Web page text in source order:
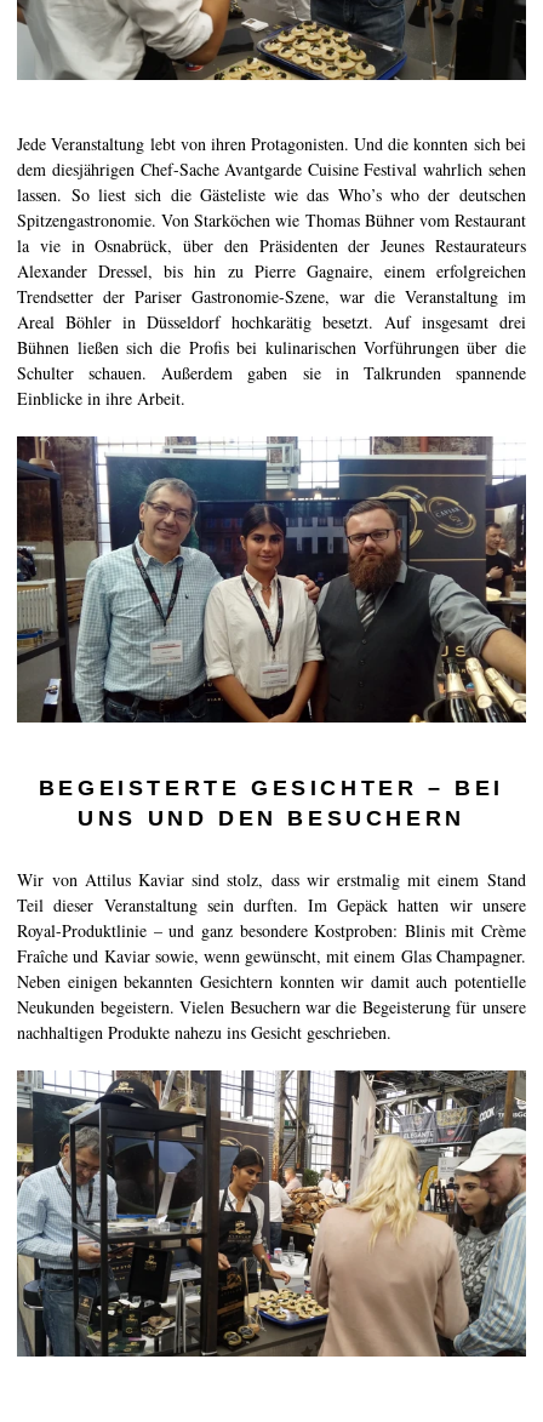
Jede Veranstaltung lebt von ihren Protagonisten. Und die konnten sich bei
dem diesjährigen Chef-Sache Avantgarde Cuisine Festival wahrlich sehen
lassen. So liest sich die Gästeliste wie das Who’s who der deutschen
Spitzengastronomie. Von Starköchen wie Thomas Bühner vom Restaurant
la vie in Osnabrück, über den Präsidenten der Jeunes Restaurateurs
Alexander Dressel, bis hin zu Pierre Gagnaire, einem erfolgreichen
Trendsetter der Pariser Gastronomie-Szene, war die Veranstaltung im
Areal Böhler in Düsseldorf hochkarätig besetzt. Auf insgesamt drei
Bühnen ließen sich die Profis bei kulinarischen Vorführungen über die
Schulter schauen. Außerdem gaben sie in Talkrunden spannende
Einblicke in ihre Arbeit.
BEGEISTERTE GESICHTER – BEI
UNS UND DEN BESUCHERN
Wir von Attilus Kaviar sind stolz, dass wir erstmalig mit einem Stand
Teil dieser Veranstaltung sein durften. Im Gepäck hatten wir unsere
Royal-Produktlinie – und ganz besondere Kostproben: Blinis mit Crème
Fraîche und Kaviar sowie, wenn gewünscht, mit einem Glas Champagner.
Neben einigen bekannten Gesichtern konnten wir damit auch potentielle
Neukunden begeistern. Vielen Besuchern war die Begeisterung für unsere
nachhaltigen Produkte nahezu ins Gesicht geschrieben.